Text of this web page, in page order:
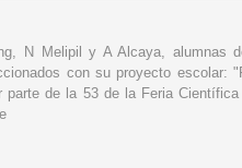
N Melipil y A Alcaya, alumnas
con su proyecto escolar:
parte de la 53 de la Feria